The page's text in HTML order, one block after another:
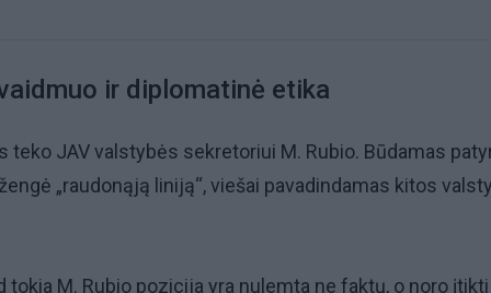
ir diplomatinė etika
teko JAV valstybės sekretoriui M. Rubio. Būdamas
„raudonąją liniją“, viešai pavadindamas kitos
tokia M. Rubio pozicija yra nulemta ne faktų, o noro įtikti